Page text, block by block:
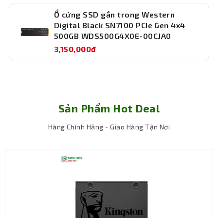
Những ai sử dụng phù hợp với SSD Western
Sinh viên, học sinh và nhân viên văn phòng
cần trang bị máy tính chạy nhanh mượt với
chi phí hợp lý.
Ổ cứng SSD gắn trong Western
Digital Black SN7100 PCIe Gen 4x4
500GB WDS500G4X0E-00CJA0
3,150,000đ
Sản Phẩm Hot Deal
Hàng Chính Hãng - Giao Hàng Tận Nơi